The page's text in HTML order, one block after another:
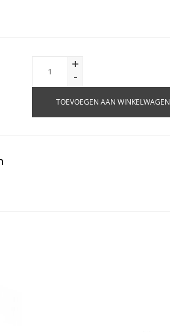
+
-
TOEVOEGEN AAN WINKELWAGEN